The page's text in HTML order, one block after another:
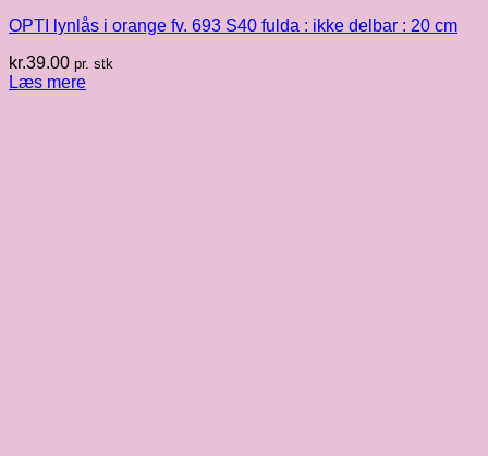
OPTI lynlås i orange fv. 693 S40 fulda : ikke delbar : 20 cm
kr.39.00 pr. stk
Læs mere